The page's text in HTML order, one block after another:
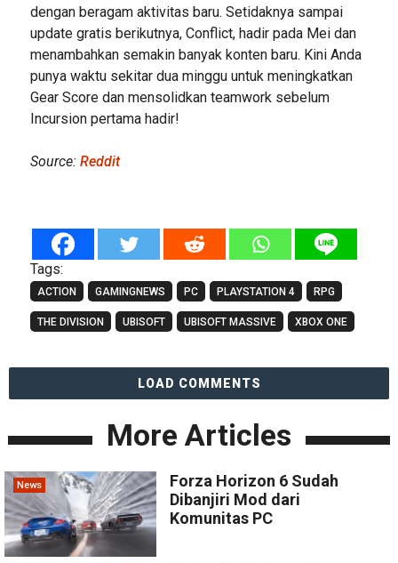
dengan beragam aktivitas baru. Setidaknya sampai
update gratis berikutnya, Conflict, hadir pada Mei dan
menambahkan semakin banyak konten baru. Kini Anda
punya waktu sekitar dua minggu untuk meningkatkan
Gear Score dan mensolidkan teamwork sebelum
Incursion pertama hadir!
Source: Reddit
Tags:
ACTION GAMINGNEWS PC PLAYSTATION 4 RPG
THE DIVISION UBISOFT UBISOFT MASSIVE XBOX ONE
LOAD COMMENTS
More Articles
News
Forza Horizon 6 Sudah
Dibanjiri Mod dari
Komunitas PC